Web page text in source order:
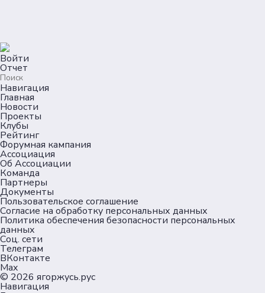
Войти
Отчет
Навигация
Главная
Новости
Проекты
Клубы
Рейтинг
Форумная кампания
Ассоциация
Об Ассоциации
Команда
Партнеры
Документы
Пользовательское соглашение
Согласие на обработку персональных данных
Политика обеспечения безопасности персональных
данных
Соц. сети
Телеграм
ВКонтакте
Max
© 2026 ягоржусь.рус
Навигация